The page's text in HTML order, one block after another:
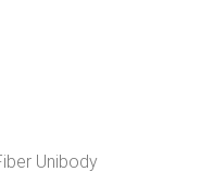
Unibody